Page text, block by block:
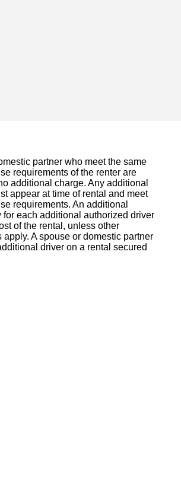
partner who meet the same
requirements of the renter are
additional charge. Any additional
appear at time of rental and meet
requirements. An additional
for each additional authorized driver
of the rental, unless other
A spouse or domestic partner
driver on a rental secured